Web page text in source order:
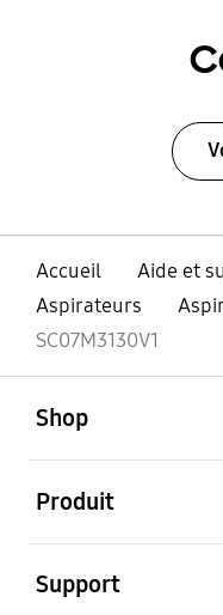
Accueil
Aide et
Aspirateurs
SC07M3130V1
Shop
Produit
Support